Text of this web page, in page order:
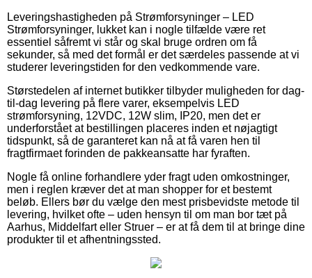
Leveringshastigheden på Strømforsyninger – LED
Strømforsyninger, lukket kan i nogle tilfælde være ret
essentiel såfremt vi står og skal bruge ordren om få
sekunder, så med det formål er det særdeles passende at vi
studerer leveringstiden for den vedkommende vare.
Størstedelen af internet butikker tilbyder muligheden for dag-
til-dag levering på flere varer, eksempelvis LED
strømforsyning, 12VDC, 12W slim, IP20, men det er
underforstået at bestillingen placeres inden et nøjagtigt
tidspunkt, så de garanteret kan nå at få varen hen til
fragtfirmaet forinden de pakkeansatte har fyraften.
Nogle få online forhandlere yder fragt uden omkostninger,
men i reglen kræver det at man shopper for et bestemt
beløb. Ellers bør du vælge den mest prisbevidste metode til
levering, hvilket ofte – uden hensyn til om man bor tæt på
Aarhus, Middelfart eller Struer – er at få dem til at bringe dine
produkter til et afhentningssted.